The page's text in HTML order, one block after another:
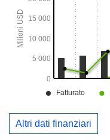
Altri dati finanziari